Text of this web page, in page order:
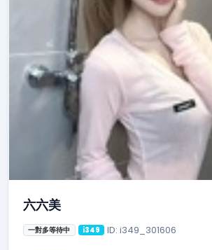
六六美
一對多等待中 i349 ID: i349_301606